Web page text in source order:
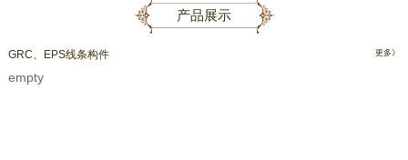
产品展示
GRC、EPS线条构件 更多》
empty